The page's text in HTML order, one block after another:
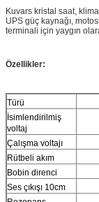
Kuvars kristal saat,
UPS güç kaynağı,
terminali için yaygın
Özellikler:
Türü
İsimlendirilmiş
voltaj
Çalışma voltajı
Rütbeli akım
Bobin direnci
Ses çıkışı 10cm